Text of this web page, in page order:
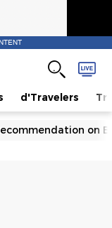
d'Travelers
on